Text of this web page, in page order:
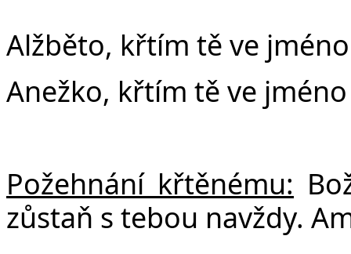
Alžběto, křtím tě ve
Anežko, křtím tě ve
Požehnání křtěnému:
zůstaň s tebou navždy.